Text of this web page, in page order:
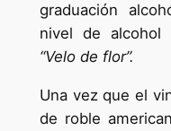
graduación
nivel de
“Velo de flor”.
Una vez que el
de roble